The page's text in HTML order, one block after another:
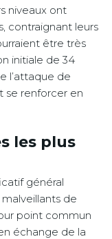
niveaux ont
contraignant leurs
être très
initiale de 34
l’attaque de
se renforcer en
les plus
général
de
point commun
échange de la